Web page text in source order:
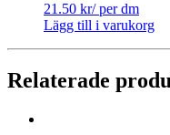
21.50 kr/ per dm
Lägg till i varukorg
Relaterade